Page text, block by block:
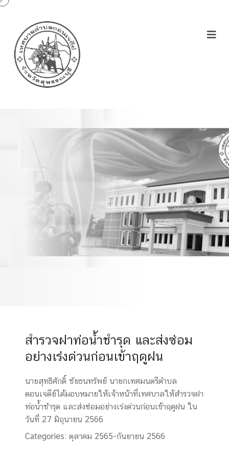
​สำรวจ​ฝาท่อน้ำ​ชำรุด และส่ง
ซ่อมอย่างเร่งด่วนก่อนเข้าฤดู
​สำรวจ​ฝาท่อน้ำ​ชำรุด และส่งซ่อม
อย่างเร่งด่วนก่อนเข้าฤดูฝน​
นายสุทธิ​ศักดิ์​ ชัย​ธน​ทรัพย์​ นายก​เทศมนตรีตำบล​
ดอนเจดีย์​ได้มอบหมายให้เจ้า​หน้าที่​เทศบาล​ให้​สำรวจ​ฝา
ท่อน้ำ​ชำรุด และส่งซ่อมอย่างเร่งด่วนก่อนเข้าฤดูฝน​ ใน
วันที่ 27 มิถุนายน 2566
Categories: ตุลาคม 2565-กันยายน 2566